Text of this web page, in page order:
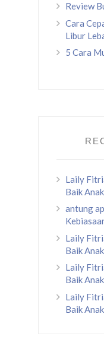
Review
Cara
Libur
5 Cara
Laily
Baik Anak
antung
Laily
Baik Anak
Laily
Baik Anak
Laily
Baik Anak